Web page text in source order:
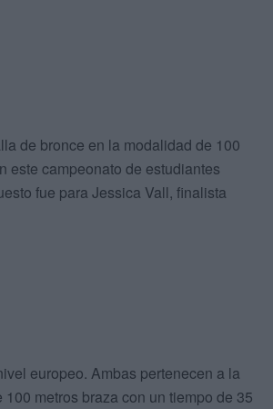
de bronce en la modalidad de 100
este campeonato de estudiantes
fue para Jessica Vall, finalista
europeo. Ambas pertenecen a la
metros braza con un tiempo de 35